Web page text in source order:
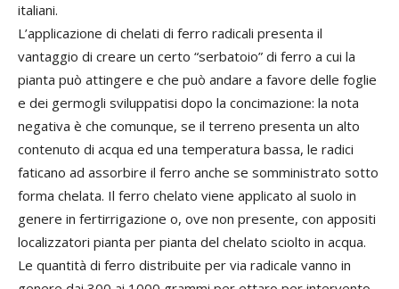
italiani.
L’applicazione di chelati di ferro radicali presenta il
vantaggio di creare un certo “serbatoio” di ferro a cui la
pianta può attingere e che può andare a favore delle foglie
e dei germogli sviluppatisi dopo la concimazione: la nota
negativa è che comunque, se il terreno presenta un alto
contenuto di acqua ed una temperatura bassa, le radici
faticano ad assorbire il ferro anche se somministrato sotto
forma chelata. Il ferro chelato viene applicato al suolo in
genere in fertirrigazione o, ove non presente, con appositi
localizzatori pianta per pianta del chelato sciolto in acqua.
Le quantità di ferro distribuite per via radicale vanno in